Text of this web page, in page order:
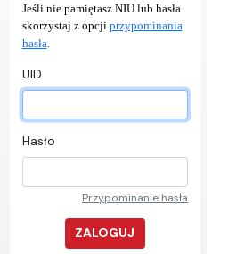
Jeśli nie pamiętasz NIU lub hasła
skorzystaj z opcji przypominania
hasła
UID
Hasło
Przypominanie hasła
ZALOGUJ